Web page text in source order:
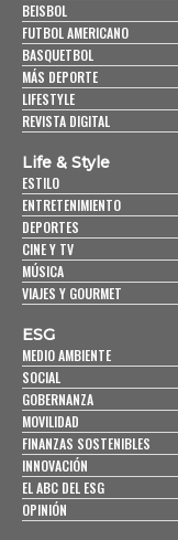
BEISBOL
FUTBOL AMERICANO
BASQUETBOL
MÁS DEPORTE
LIFESTYLE
REVISTA DIGITAL
Life & Style
ESTILO
ENTRETENIMIENTO
DEPORTES
CINE Y TV
MÚSICA
VIAJES Y GOURMET
ESG
MEDIO AMBIENTE
SOCIAL
GOBERNANZA
MOVILIDAD
FINANZAS SOSTENIBLES
INNOVACIÓN
EL ABC DEL ESG
OPINIÓN